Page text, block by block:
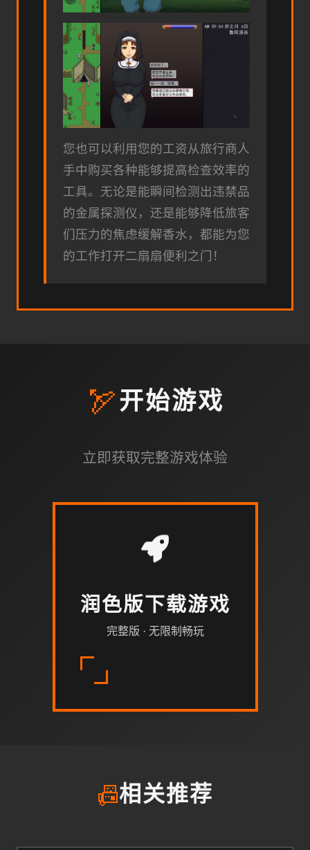
您也可以利用您的工资从旅行商人
手中购买各种能够提高检查效率的
工具。无论是能瞬间检测出违禁品
的金属探测仪，还是能够降低旅客
们压力的焦虑缓解香水，都能为您
的工作打开二扇扇便利之门！
🏹开始游戏
立即获取完整游戏体验
润色版下载游戏
完整版 · 无限制畅玩
📠相关推荐